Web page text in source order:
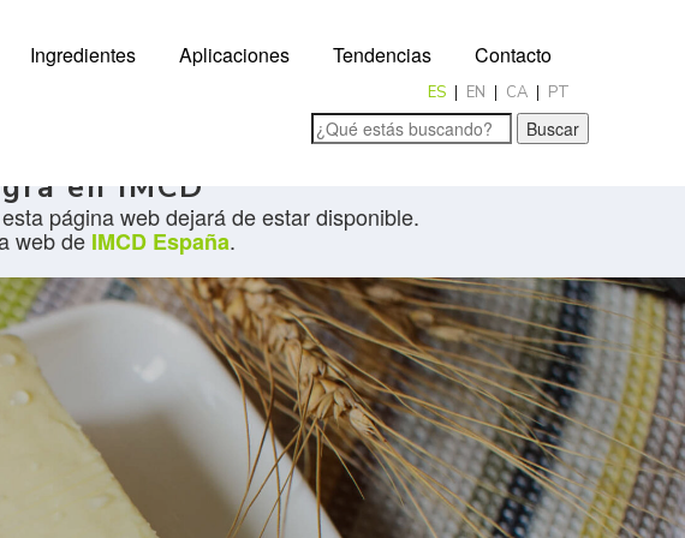
Ingredientes Aplicaciones Tendencias Contacto
ES EN CA PT
Buscar
en IMCD
página web dejará de estar disponible.
web de IMCD España.